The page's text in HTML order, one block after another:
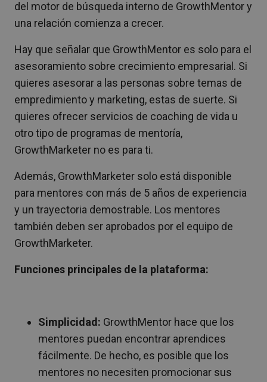
del motor de búsqueda interno de GrowthMentor y
una relación comienza a crecer.
Hay que señalar que GrowthMentor es solo para el
asesoramiento sobre crecimiento empresarial. Si
quieres asesorar a las personas sobre temas de
empredimiento y marketing, estas de suerte. Si
quieres ofrecer servicios de coaching de vida u
otro tipo de programas de mentoría,
GrowthMarketer no es para ti.
Además, GrowthMarketer solo está disponible
para mentores con más de 5 años de experiencia
y un trayectoria demostrable. Los mentores
también deben ser aprobados por el equipo de
GrowthMarketer.
Funciones principales de la plataforma:
Simplicidad: GrowthMentor hace que los
mentores puedan encontrar aprendices
fácilmente. De hecho, es posible que los
mentores no necesiten promocionar sus